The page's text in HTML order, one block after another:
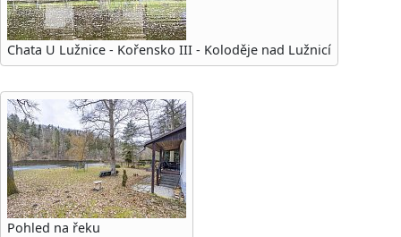
Chata U Lužnice - Kořensko III - Koloděje nad Lužnicí
Pohled na řeku